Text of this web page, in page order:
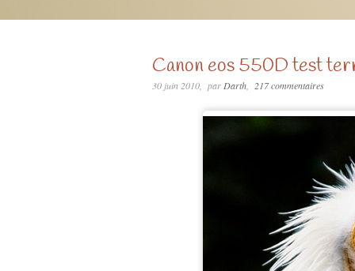
Canon eos 550D test
30 juin 2010 par Darth 217 commentaires